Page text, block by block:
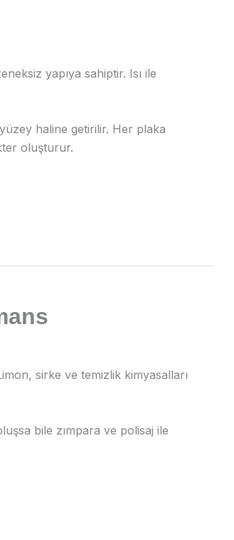
yapıya sahiptir. Isı ile
haline getirilir. Her plaka
oluşturur.
sirke ve temizlik kimyasalları
bile zımpara ve polisaj ile